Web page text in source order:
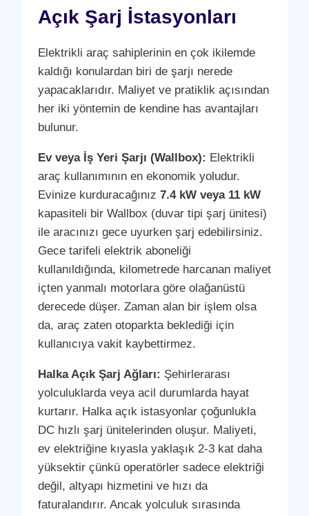
Açık Şarj İstasyonları
Elektrikli araç sahiplerinin en çok ikilemde
kaldığı konulardan biri de şarjı nerede
yapacaklarıdır. Maliyet ve pratiklik açısından
her iki yöntemin de kendine has avantajları
bulunur.
Ev veya İş Yeri Şarjı (Wallbox): Elektrikli
araç kullanımının en ekonomik yoludur.
Evinize kurduracağınız 7.4 kW veya 11 kW
kapasiteli bir Wallbox (duvar tipi şarj ünitesi)
ile aracınızı gece uyurken şarj edebilirsiniz.
Gece tarifeli elektrik aboneliği
kullanıldığında, kilometrede harcanan maliyet
içten yanmalı motorlara göre olağanüstü
derecede düşer. Zaman alan bir işlem olsa
da, araç zaten otoparkta beklediği için
kullanıcıya vakit kaybettirmez.
Halka Açık Şarj Ağları: Şehirlerarası
yolculuklarda veya acil durumlarda hayat
kurtarır. Halka açık istasyonlar çoğunlukla
DC hızlı şarj ünitelerinden oluşur. Maliyeti,
ev elektriğine kıyasla yaklaşık 2-3 kat daha
yüksektir çünkü operatörler sadece elektriği
değil, altyapı hizmetini ve hızı da
faturalandırır. Ancak yolculuk sırasında